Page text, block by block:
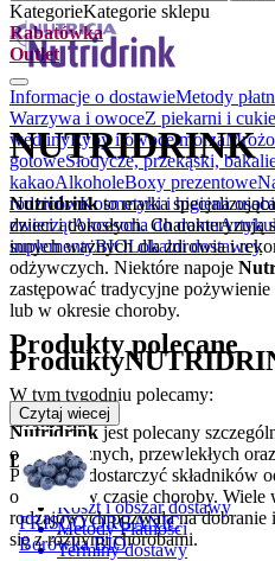
KategorieKategorie sklepu
Rabatówka
Outlet
Informacje o dostawieMetody
Warzywa i owoceZ piekarni i
wędlinyRyby i owoce morza
gotoweSłodycze, przekąski,
kakaoAlkoholeBoxy prezentowe
rodzicówKosmetyki i higiena
zwierzątAkcesoria do domu
suplementyBIOLokalni dostawcy
Produkty polecane
W tym tygodniu polecamy:
Promocja
FRISCO ORGANIC
Borówka BIO
NUTRIDRINK
Nutridrinkto marka
dzieci i dorosłych. Charakteryzują
innych ważnych dla zdrowia i
odżywczych. Niektóre napoje
zastępować tradycyjne
lub w okresie choroby.
Produkty
Nutridrinkjest polecany
onkologicznych, przewlekłych
Pomagają dostarczyć składników
organizm w czasie choroby.
rodzajowych pozwala na
się z różnymi chorobami.
Czytaj wiecej
Dostawa
Koszt i obszar dostawy
Metody Płatności
Terminy dostawy